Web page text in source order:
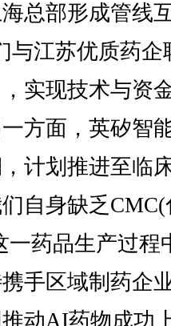
总部形成管线
与江苏优质药企
实现技术与资
方面，英矽智
计划推进至临
自身缺乏CMC(
一药品生产过程
手区域制药企
动AI药物成功